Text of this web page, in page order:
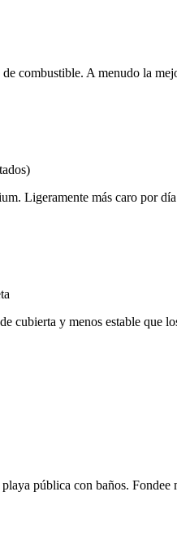
combustible. A menudo la
Ligeramente más caro por
y menos estable que
pública con baños. Fondee